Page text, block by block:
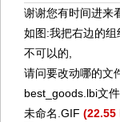
谢谢您有时间进来
如图:我把右边的
不可以的,
请问要改动哪的文
best_goods.lbi文
未命名.GIF (22.55